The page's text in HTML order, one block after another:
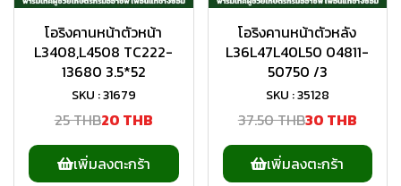
โอริงคานหน้าตัวหน้า
L3408,L4508 TC222-
13680 3.5*52
SKU : 31679
25 THB20 THB
เพิ่มลงตะกร้า
โอริงคานหน้าตัวหลัง
L36L47L40L50 04811-
50750 /3
SKU : 35128
37.50 THB30 THB
เพิ่มลงตะกร้า